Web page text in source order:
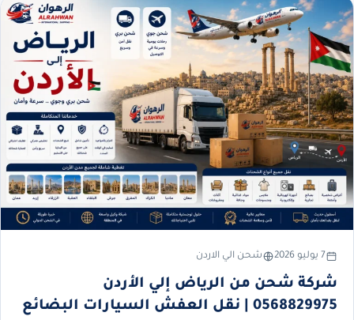
7 يوليو 2026 شحن الي الاردن
شركة شحن من الرياض إلي الأردن
0568829975 | نقل العفش السيارات البضائع